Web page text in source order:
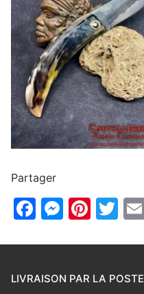
Partager
Facebook
LIVRAISON PAR LA